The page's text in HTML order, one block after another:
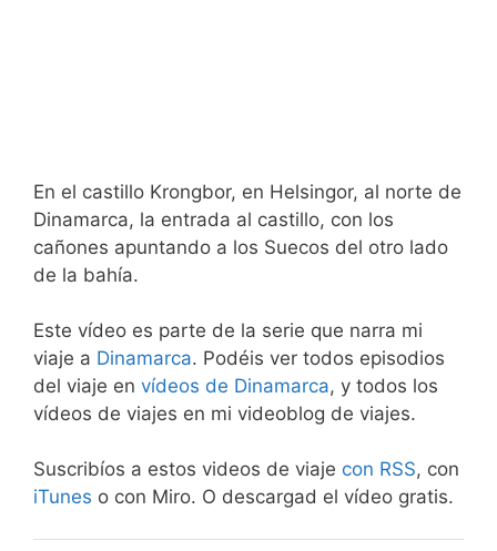
En el castillo Krongbor, en Helsingor, al norte de
Dinamarca, la entrada al castillo, con los
cañones apuntando a los Suecos del otro lado
de la bahía.
Este vídeo es parte de la serie que narra mi
viaje a Dinamarca. Podéis ver todos episodios
del viaje en vídeos de Dinamarca, y todos los
vídeos de viajes en mi videoblog de viajes.
Suscribíos a estos videos de viaje con RSS, con
iTunes o con Miro. O descargad el vídeo gratis.